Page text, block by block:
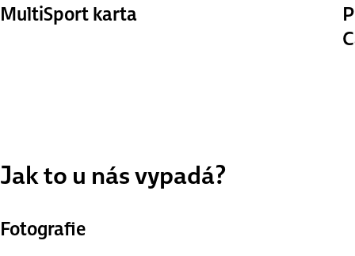
MultiSport karta
Jak to u nás vypadá?
Fotografie